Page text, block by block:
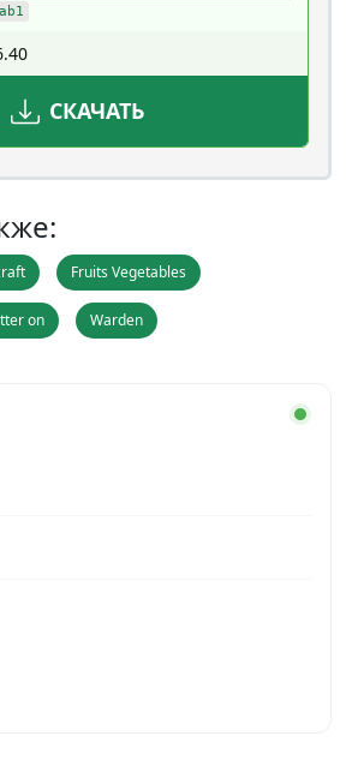
СКАЧАТЬ
Fruits Vegetables
on Warden